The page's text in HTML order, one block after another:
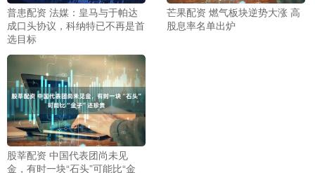
普患配资 法媒：皇马与于帕达
成口头协议，科纳特已不再是首
选目标
芒果配资 燃气板块逆势大涨 高
股息率名单出炉
股莘配资 中国代表团尚未见
金，有时一块“石头”可能比“金